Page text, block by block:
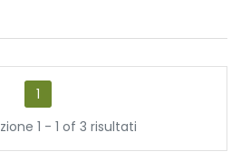
1
1 - 1 of 3 risultati